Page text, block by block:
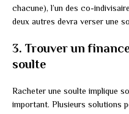
chacune), l’un des co-
deux autres devra verser une
3. Trouver un
soulte
Racheter une soulte implique
important. Plusieurs solutions